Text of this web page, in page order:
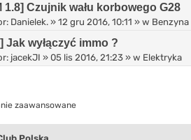
1.8] Czujnik wału korbowego G28
Danielek. » 12 gru 2016, 10:11 » w Benzyna
Jak wyłączyć immo ?
jacekJI » 05 lis 2016, 21:23 » w Elektryka
zaawansowane